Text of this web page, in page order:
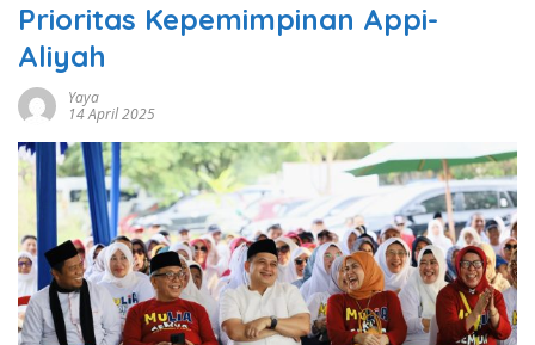
Prioritas Kepemimpinan Appi-
Aliyah
Yaya
14 April 2025